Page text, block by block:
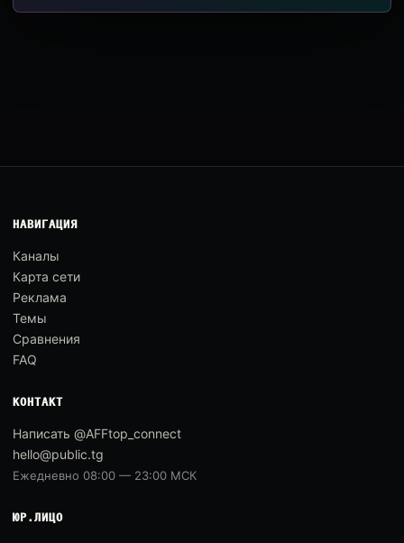
НАВИГАЦИЯ
Каналы
Карта сети
Реклама
Темы
Сравнения
FAQ
КОНТАКТ
Написать @AFFtop_connect
hello@public.tg
Ежедневно 08:00 — 23:00 МСК
ЮР.ЛИЦО